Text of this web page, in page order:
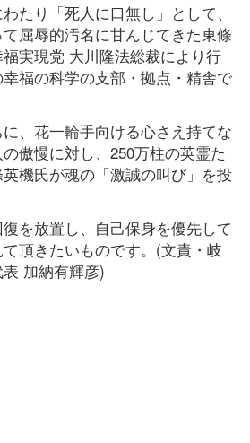
たり「死人に口無し」として、
屈辱的汚名に甘んじてきた東條
実現党 大川隆法総裁により行
福の科学の支部・拠点・精舎で
、花一輪手向ける心さえ持てな
傲慢に対し、250万柱の英霊た
機氏が魂の「激誠の叫び」を投
を放置し、自己保身を優先して
頂きたいものです。(文責・岐
加納有輝彦)